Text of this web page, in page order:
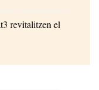
revitalitzen el